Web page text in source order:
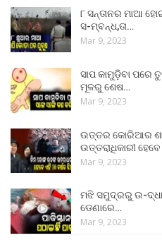
୮ ସନ୍ତାନର ମାଆ
ସ-ମ୍ବନ୍ଧ,ତା…
Mar 9, 2023
ସାପ କାମୁଡ଼ିବା
ମୂଳରୁ ଶେଷ…
Mar 9, 2023
ଉତ୍ତର କୋରିଆର
ଉତ୍ତରାଧିକାରୀ
Mar 9, 2023
ମଝି ସମୁଦ୍ରରୁ ଉ-
ଡେଣାରେ…
Mar 9, 2023